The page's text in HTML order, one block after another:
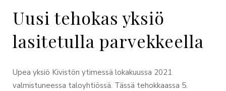
Uusi tehokas yksiö
lasitetulla parvekkeella
Upea yksiö Kivistön ytimessä lokakuussa 2021
valmistuneessa taloyhtiössä. Tässä tehokkaassa 5.